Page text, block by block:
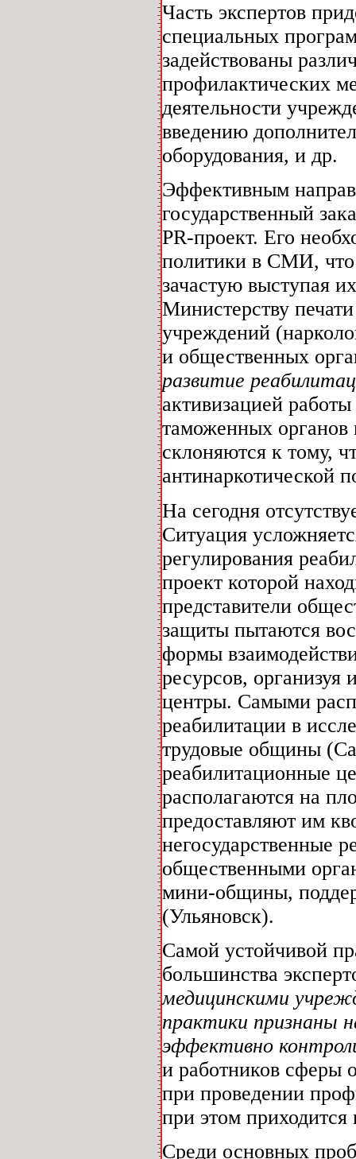
Часть экспертов
специальных
задействованы
профилактических
деятельности
введению
оборудования, и др.
Эффективным
государственный
PR-проект. Его
политики в СМИ, что
зачастую выступая
Министерству
учреждений
и общественных
развитие
активизацией
таможенных органов
склоняются к тому,
антинаркотической
На сегодня
Ситуация
регулирования
проект которой
представители
защиты пытаются
формы
ресурсов, организуя
центры. Самыми
реабилитации в
трудовые общины
реабилитационные
располагаются на
предоставляют им
негосударственные
общественными
мини-общины,
(Ульяновск).
Самой устойчивой
большинства
медицинскими
практики признаны
эффективно
и работников сферы
при проведении
при этом приходится
Среди основных